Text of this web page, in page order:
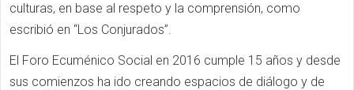
culturas, en base al respeto y la comprensión, como
escribió en “Los Conjurados”.
El Foro Ecuménico Social en 2016 cumple 15 años y desde
sus comienzos ha ido creando espacios de diálogo y de